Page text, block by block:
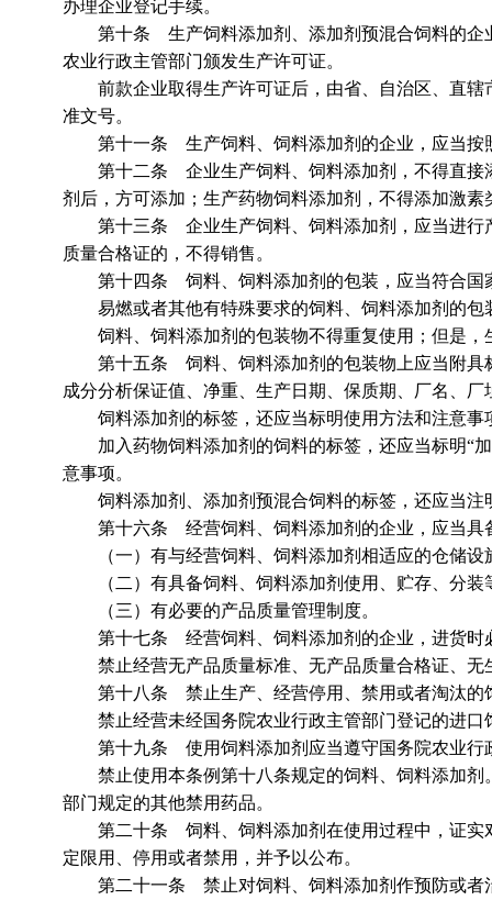
办理企业登记手续。
第十条 生产饲料添加剂、添加剂预混合饲料的企
农业行政主管部门颁发生产许可证。
前款企业取得生产许可证后，由省、自治区、直辖
准文号。
第十一条 生产饲料、饲料添加剂的企业，应当按
第十二条 企业生产饲料、饲料添加剂，不得直接
剂后，方可添加；生产药物饲料添加剂，不得添加激素
第十三条 企业生产饲料、饲料添加剂，应当进行
质量合格证的，不得销售。
第十四条 饲料、饲料添加剂的包装，应当符合国
易燃或者其他有特殊要求的饲料、饲料添加剂的包
饲料、饲料添加剂的包装物不得重复使用；但是，
第十五条 饲料、饲料添加剂的包装物上应当附具
成分分析保证值、净重、生产日期、保质期、厂名、厂
饲料添加剂的标签，还应当标明使用方法和注意事
加入药物饲料添加剂的饲料的标签，还应当标明“加
意事项。
饲料添加剂、添加剂预混合饲料的标签，还应当注
第十六条 经营饲料、饲料添加剂的企业，应当具
（一）有与经营饲料、饲料添加剂相适应的仓储设
（二）有具备饲料、饲料添加剂使用、贮存、分装
（三）有必要的产品质量管理制度。
第十七条 经营饲料、饲料添加剂的企业，进货时
禁止经营无产品质量标准、无产品质量合格证、无
第十八条 禁止生产、经营停用、禁用或者淘汰的
禁止经营未经国务院农业行政主管部门登记的进口
第十九条 使用饲料添加剂应当遵守国务院农业行
禁止使用本条例第十八条规定的饲料、饲料添加剂
部门规定的其他禁用药品。
第二十条 饲料、饲料添加剂在使用过程中，证实
定限用、停用或者禁用，并予以公布。
第二十一条 禁止对饲料、饲料添加剂作预防或者